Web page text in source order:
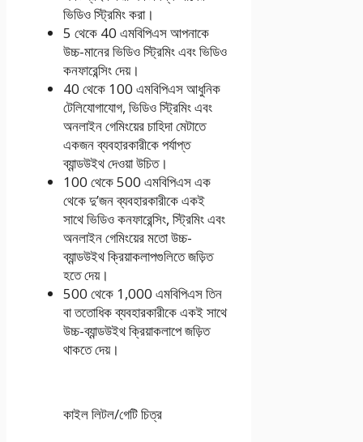
ভিডিও স্ট্রিমিং করা।
5 থেকে 40 এমবিপিএস আপনাকে
উচ্চ-মানের ভিডিও স্ট্রিমিং এবং ভিডিও
কনফারেন্সিং দেয়।
40 থেকে 100 এমবিপিএস আধুনিক
টেলিযোগাযোগ, ভিডিও স্ট্রিমিং এবং
অনলাইন গেমিংয়ের চাহিদা মেটাতে
একজন ব্যবহারকারীকে পর্যাপ্ত
ব্যান্ডউইথ দেওয়া উচিত।
100 থেকে 500 এমবিপিএস এক
থেকে দু’জন ব্যবহারকারীকে একই
সাথে ভিডিও কনফারেন্সিং, স্ট্রিমিং এবং
অনলাইন গেমিংয়ের মতো উচ্চ-
ব্যান্ডউইথ ক্রিয়াকলাপগুলিতে জড়িত
হতে দেয়।
500 থেকে 1,000 এমবিপিএস তিন
বা ততোধিক ব্যবহারকারীকে একই সাথে
উচ্চ-ব্যান্ডউইথ ক্রিয়াকলাপে জড়িত
থাকতে দেয়।
কাইল লিটল/গেটি চিত্র